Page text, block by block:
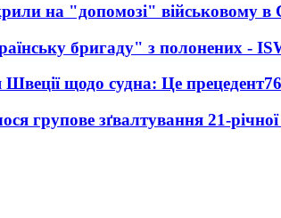
на "допомозі" військовому в
бригаду" з полонених -
щодо судна: Це прецедент
групове зґвалтування 21-